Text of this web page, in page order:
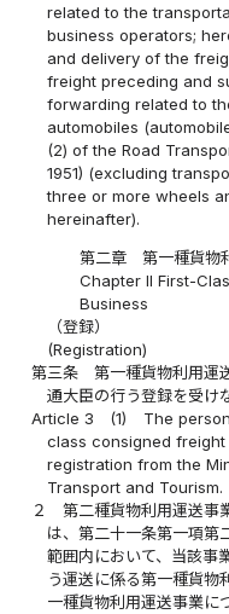
related to the
business operators;
and delivery of the
freight preceding and
forwarding related to
automobiles
(2) of the Road
1951) (excluding
three or more wheels
hereinafter).
第二章 第一種貨物
Chapter II First-
Business
（登録）
(Registration)
第三条
第一種貨物利用運
通大臣の行う登録を受け
Article 3
(1)
The
class consigned
registration from the
Transport and Tourism.
２
第二種貨物利用運送事
は、第二十一条第一項第
範囲内において、当該事
う運送に係る第一種貨物
一種貨物利用運送事業に